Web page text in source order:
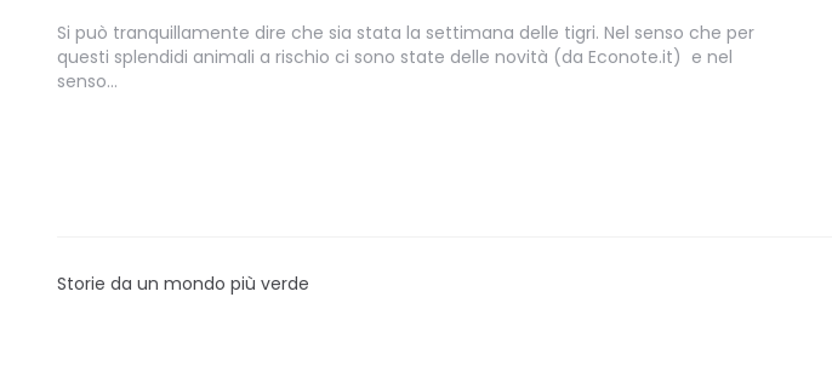
Si può tranquillamente dire che sia stata la settimana delle tigri. Nel senso che per
questi splendidi animali a rischio ci sono state delle novità (da Econote.it) e nel
senso…
Storie da un mondo più verde